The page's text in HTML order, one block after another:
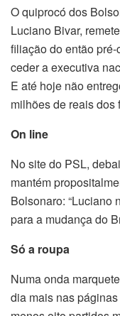
O quiprocó dos
Luciano Bivar,
filiação do então
ceder a executiva
E até hoje não
milhões de reais dos
On line
No site do PSL,
mantém
Bolsonaro: “Luciano
para a mudança do
Só a roupa
Numa onda
dia mais nas